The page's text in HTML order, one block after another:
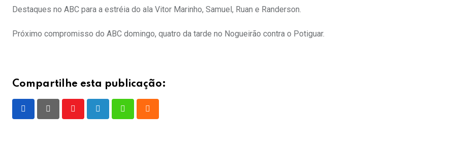
Destaques no ABC para a estréia do ala Vitor Marinho, Samuel, Ruan e Randerson.
Próximo compromisso do ABC domingo, quatro da tarde no Nogueirão contra o Potiguar.
Compartilhe esta publicação: